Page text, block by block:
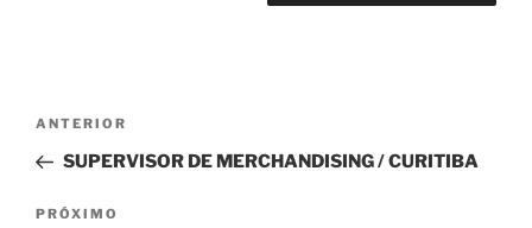
Navegação
Post
Post
anterior
ANTERIOR
SUPERVISOR DE MERCHANDISING / CURITIBA
Próximo
PRÓXIMO